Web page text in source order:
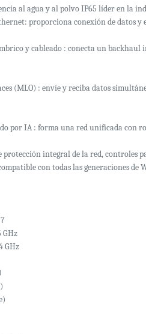
al agua y al polvo IP65 líder en la
proporciona conexión de datos y
y cableado : conecta un
(MLO) : envíe y reciba datos
por IA : forma una red unificada con
protección integral de la red, controles
con todas las generaciones
GHz
GHz